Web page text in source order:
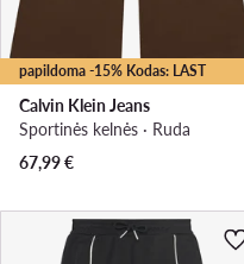
papildoma -15% Kodas: LAST
Calvin Klein Jeans
Sportinės kelnės · Ruda
67,99€